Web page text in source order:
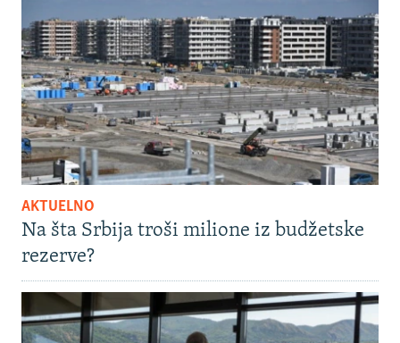
AKTUELNO
Na šta Srbija troši milione iz budžetske
rezerve?